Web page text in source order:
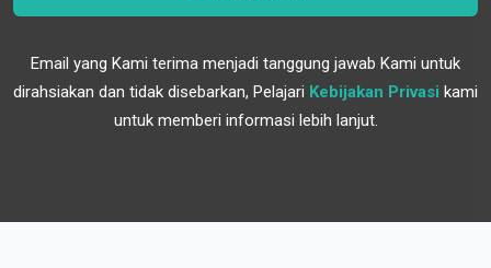
Email yang Kami terima menjadi tanggung jawab Kami untuk
dirahsiakan dan tidak disebarkan, Pelajari Kebijakan Privasi kami
untuk memberi informasi lebih lanjut.